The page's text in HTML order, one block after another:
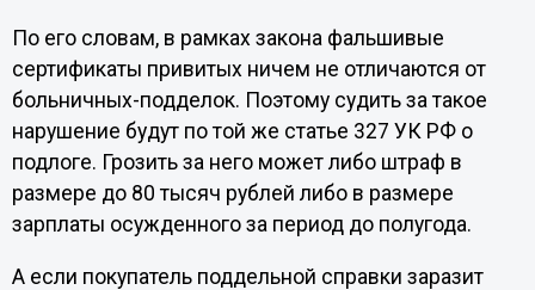
По его словам, в рамках закона фальшивые
сертификаты привитых ничем не отличаются от
больничных-подделок. Поэтому судить за такое
нарушение будут по той же статье 327 УК РФ о
подлоге. Грозить за него может либо штраф в
размере до 80 тысяч рублей либо в размере
зарплаты осужденного за период до полугода.
А если покупатель поддельной справки заразит